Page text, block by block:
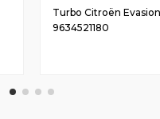
Turbo Citroën
9634521180